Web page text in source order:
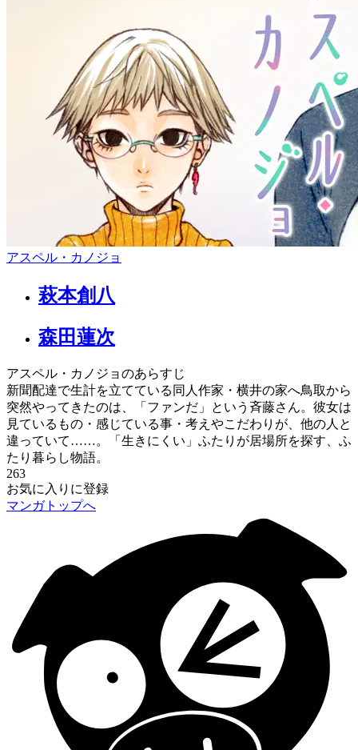
アスペル・カノジョ
萩本創八
森田蓮次
アスペル・カノジョのあらすじ
新聞配達で生計を立てている同人作家・横井の家へ鳥取から
突然やってきたのは、「ファンだ」という斉藤さん。彼女は
見ているもの・感じている事・考えやこだわりが、他の人と
違っていて……。「生きにくい」ふたりが居場所を探す、ふ
たり暮らし物語。
263
お気に入りに登録
マンガトップへ